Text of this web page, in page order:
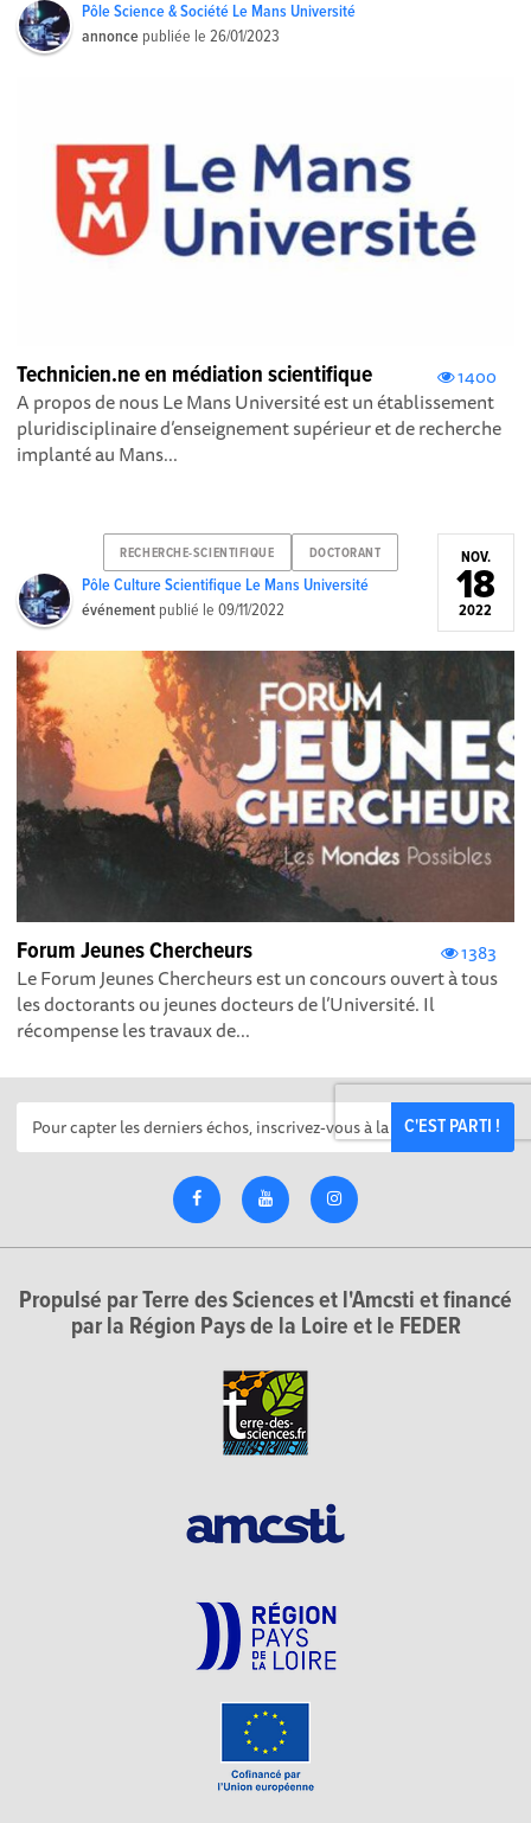
Pôle Science & Société Le Mans Université
annonce publiée le26/01/2023
1400
Technicien.ne en médiation scientifique
A propos de nous Le Mans Université est un établissement
pluridisciplinaire d’enseignement supérieur et de recherche
implanté au Mans...
RECHERCHE-SCIENTIFIQUE DOCTORANT
Pôle Culture Scientifique Le Mans Université
événement publié le09/11/2022
NOV.
18
2022
1383
Forum Jeunes Chercheurs
Le Forum Jeunes Chercheurs est un concours ouvert à tous
les doctorants ou jeunes docteurs de l’Université. Il
récompense les travaux de...
C'EST PARTI !
Propulsé par Terre des Sciences et l'Amcsti et financé
par la Région Pays de la Loire et le FEDER